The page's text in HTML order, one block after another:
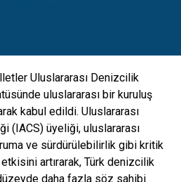
Uluslararası Denizcilik
uluslararası bir kuruluş
kabul edildi. Uluslararası
(IACS) üyeliği, uluslararası
ve sürdürülebilirlik gibi kritik
artırarak, Türk denizcilik
daha fazla söz sahibi